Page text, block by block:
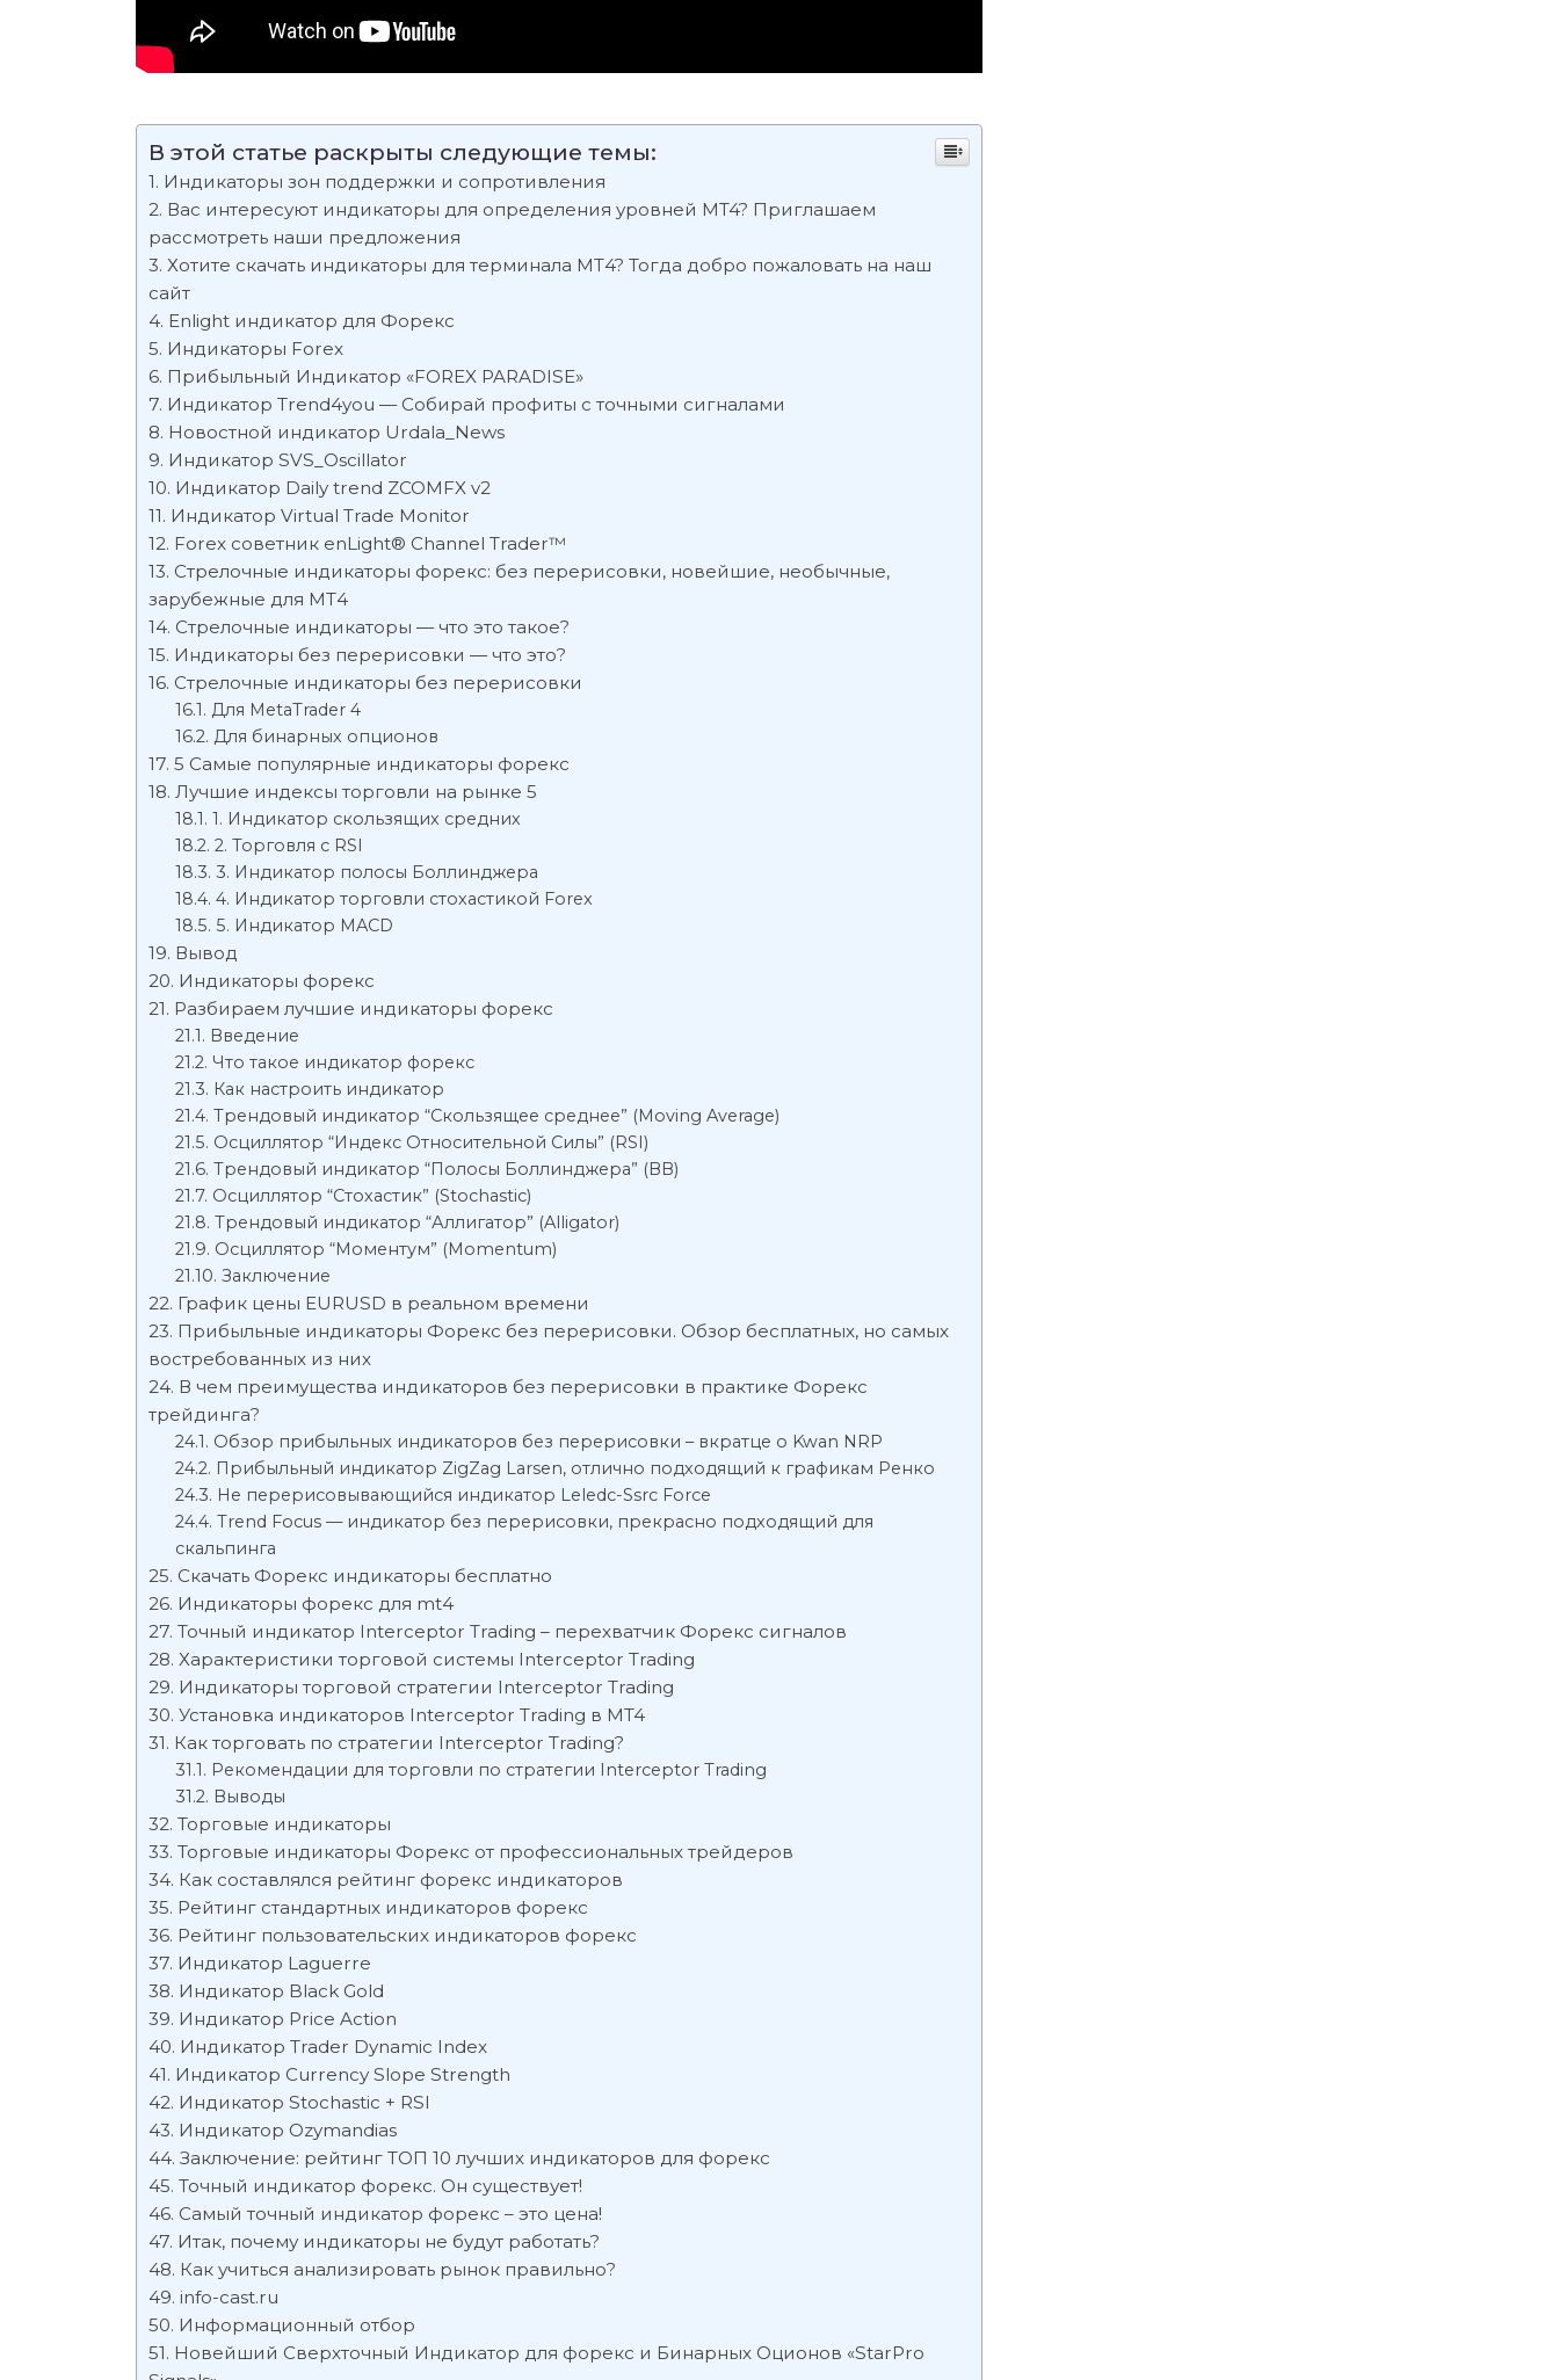
В этой статье раскрыты следующие темы:
Индикаторы зон поддержки и сопротивления
Вас интересуют индикаторы для определения уровней MT4? Приглашаем
рассмотреть наши предложения
Хотите скачать индикаторы для терминала МТ4? Тогда добро пожаловать на наш
сайт
Enlight индикатор для Форекс
Индикаторы Forex
Прибыльный Индикатор «FOREX PARADISE»
Индикатор Trend4you — Собирай профиты с точными сигналами
Новостной индикатор Urdala_News
Индикатор SVS_Oscillator
Индикатор Daily trend ZCOMFX v2
Индикатор Virtual Trade Monitor
Forex cоветник enLight® Channel Trader™
Стрелочные индикаторы форекс: без перерисовки, новейшие, необычные,
зарубежные для МТ4
Стрелочные индикаторы — что это такое?
Индикаторы без перерисовки — что это?
Стрелочные индикаторы без перерисовки
Для MetaTrader 4
Для бинарных опционов
5 Самые популярные индикаторы форекс
Лучшие индексы торговли на рынке 5
1. Индикатор скользящих средних
2. Торговля с RSI
3. Индикатор полосы Боллинджера
4. Индикатор торговли стохастикой Forex
5. Индикатор MACD
Вывод
Индикаторы форекс
Разбираем лучшие индикаторы форекс
Введение
Что такое индикатор форекс
Как настроить индикатор
Трендовый индикатор “Скользящее среднее” (Moving Average)
Осциллятор “Индекс Относительной Силы” (RSI)
Трендовый индикатор “Полосы Боллинджера” (ВВ)
Осциллятор “Стохастик” (Stochastic)
Трендовый индикатор “Аллигатор” (Alligator)
Осциллятор “Моментум” (Momentum)
Заключение
График цены EURUSD в реальном времени
Прибыльные индикаторы Форекс без перерисовки. Обзор бесплатных, но самых
востребованных из них
В чем преимущества индикаторов без перерисовки в практике Форекс
трейдинга?
Обзор прибыльных индикаторов без перерисовки – вкратце о Kwan NRP
Прибыльный индикатор ZigZag Larsen, отлично подходящий к графикам Ренко
Не перерисовывающийся индикатор Leledc-Ssrc Force
Trend Focus — индикатор без перерисовки, прекрасно подходящий для
скальпинга
Скачать Форекс индикаторы бесплатно
Индикаторы форекс для mt4
Точный индикатор Interceptor Trading – перехватчик Форекс сигналов
Характеристики торговой системы Interceptor Trading
Индикаторы торговой стратегии Interceptor Trading
Установка индикаторов Interceptor Trading в MT4
Как торговать по стратегии Interceptor Trading?
Рекомендации для торговли по стратегии Interceptor Trading
Выводы
Торговые индикаторы
Торговые индикаторы Форекс от профессиональных трейдеров
Как составлялся рейтинг форекс индикаторов
Рейтинг стандартных индикаторов форекс
Рейтинг пользовательских индикаторов форекс
Индикатор Laguerre
Индикатор Black Gold
Индикатор Price Action
Индикатор Trader Dynamic Index
Индикатор Currency Slope Strength
Индикатор Stochastic + RSI
Индикатор Ozymandias
Заключение: рейтинг ТОП 10 лучших индикаторов для форекс
Точный индикатор форекс. Он существует!
Самый точный индикатор форекс – это цена!
Итак, почему индикаторы не будут работать?
Как учиться анализировать рынок правильно?
info-cast.ru
Информационный отбор
Новейший Сверхточный Индикатор для форекс и Бинарных Оционов «StarPro